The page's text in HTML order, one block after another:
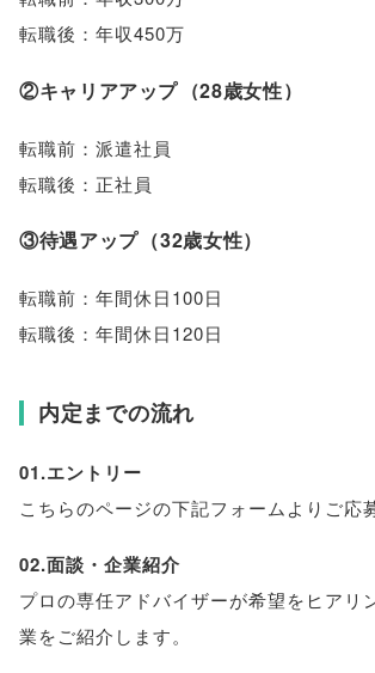
転職後：年収450万
②キャリアアップ （28歳女性）
転職前：派遣社員
転職後：正社員
③待遇アップ （32歳女性）
転職前：年間休日100日
転職後：年間休日120日
内定までの流れ
01.エントリー
こちらのページの下記フォームよりご応
02.面談・企業紹介
プロの専任アドバイザーが希望をヒアリ
業をご紹介します。